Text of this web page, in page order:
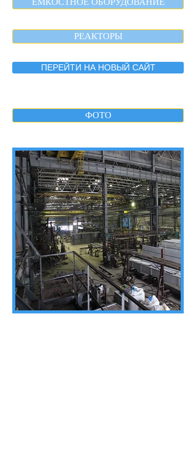
РЕАКТОРЫ
ПЕРЕЙТИ НА НОВЫЙ САЙТ
ФОТО